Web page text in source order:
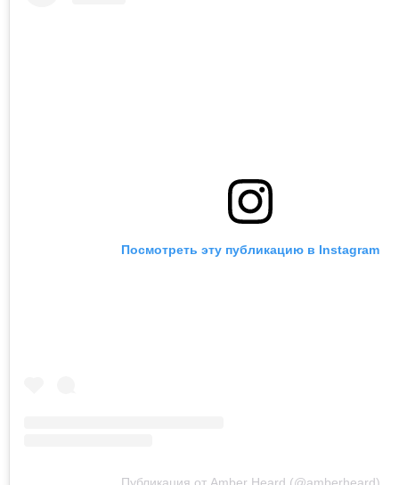
Посмотреть эту публикацию в Instagram